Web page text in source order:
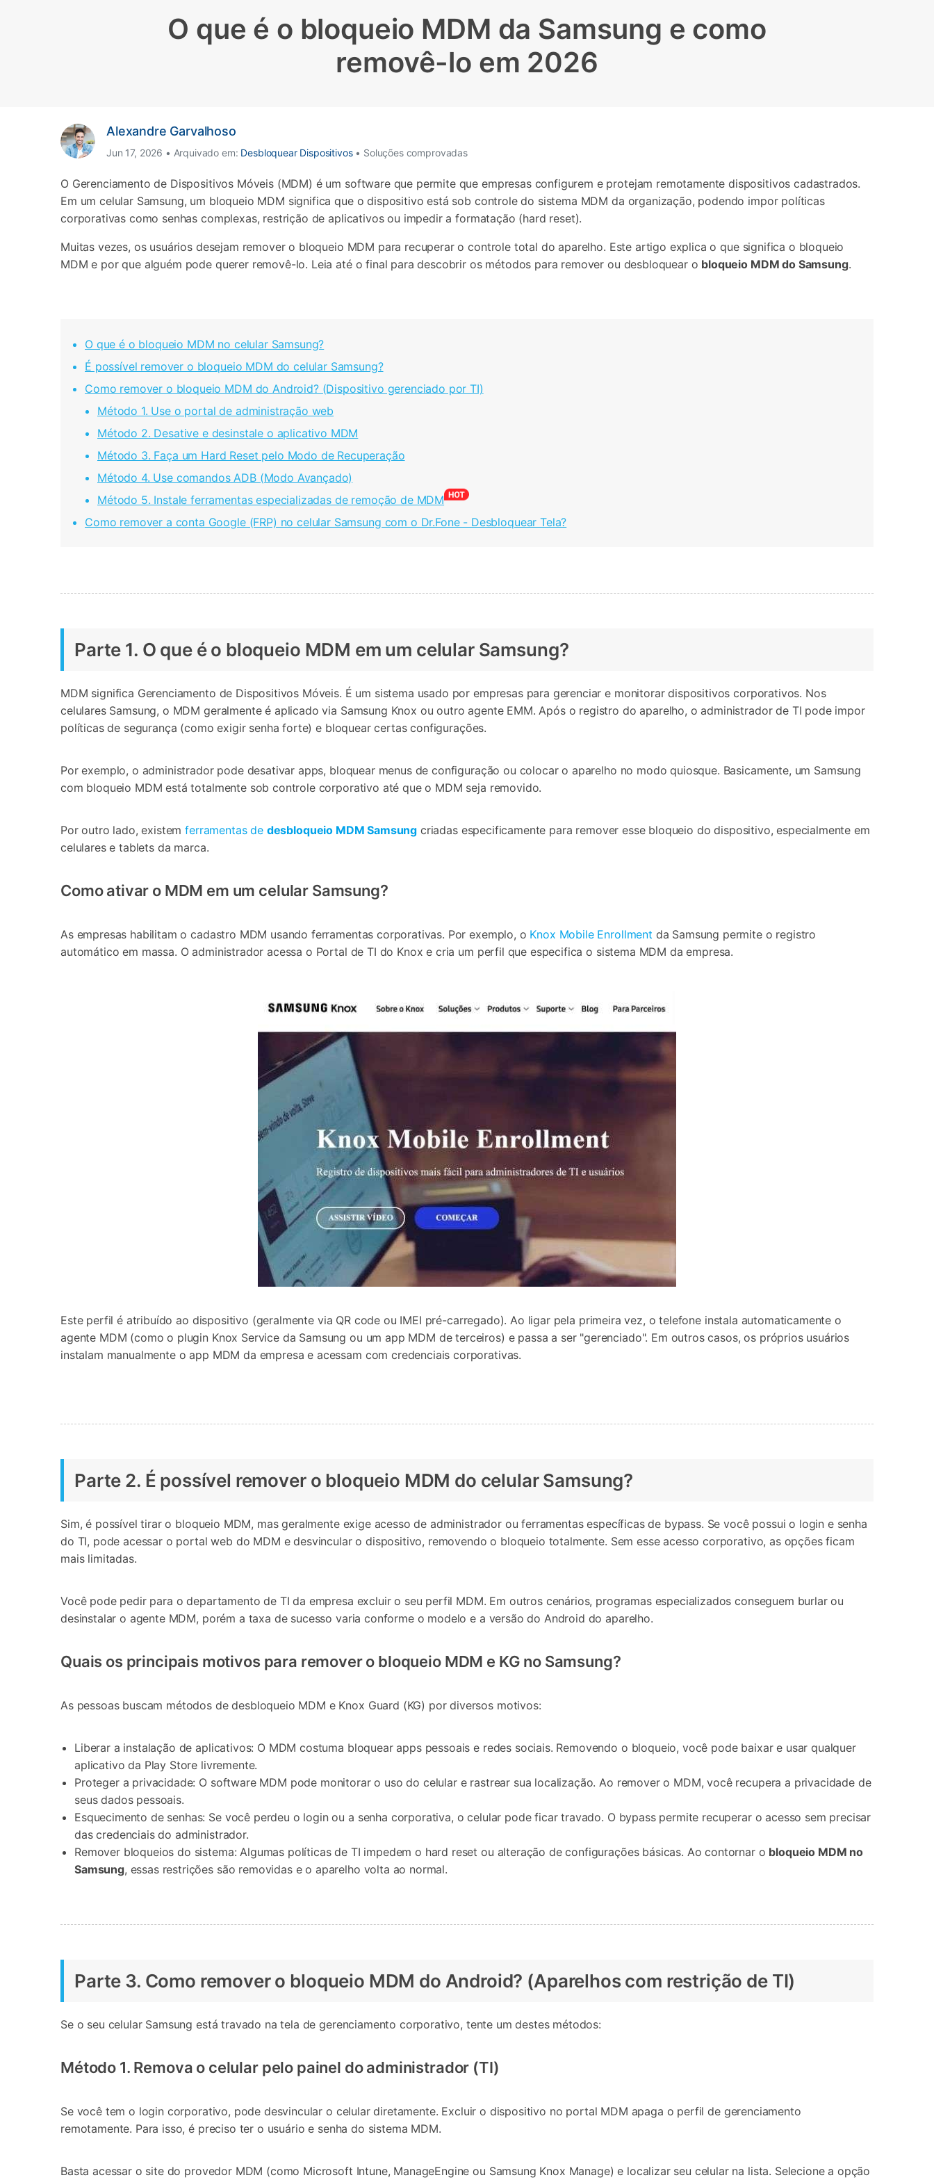
Ver todos os produtos
Consertar erros do iTunes
Apagar
dados
iPhone
Apagar
dados
Android
Abrir APP
Ver Todos Os Aplicativos
Abrir APP
O que é o bloqueio MDM da Samsung e como
removê-lo em 2026
Alexandre Garvalhoso
Jun 17, 2026 • Arquivado em: Desbloquear Dispositivos• Soluções comprovadas
O Gerenciamento de Dispositivos Móveis (MDM) é um software que permite que empresas configurem e protejam remotamente dispositivos cadastrados.
Em um celular Samsung, um bloqueio MDM significa que o dispositivo está sob controle do sistema MDM da organização, podendo impor políticas
corporativas como senhas complexas, restrição de aplicativos ou impedir a formatação (hard reset).
Muitas vezes, os usuários desejam remover o bloqueio MDM para recuperar o controle total do aparelho. Este artigo explica o que significa o bloqueio
MDM e por que alguém pode querer removê-lo. Leia até o final para descobrir os métodos para remover ou desbloquear o bloqueio MDM do Samsung.
O que é o bloqueio MDM no celular Samsung?
É possível remover o bloqueio MDM do celular Samsung?
Como remover o bloqueio MDM do Android? (Dispositivo gerenciado por TI)
Método 1. Use o portal de administração web
Método 2. Desative e desinstale o aplicativo MDM
Método 3. Faça um Hard Reset pelo Modo de Recuperação
Método 4. Use comandos ADB (Modo Avançado)
Método 5. Instale ferramentas especializadas de remoção de MDM
Como remover a conta Google (FRP) no celular Samsung com o Dr.Fone - Desbloquear Tela?
Parte 1. O que é o bloqueio MDM em um celular Samsung?
MDM significa Gerenciamento de Dispositivos Móveis. É um sistema usado por empresas para gerenciar e monitorar dispositivos corporativos. Nos
celulares Samsung, o MDM geralmente é aplicado via Samsung Knox ou outro agente EMM. Após o registro do aparelho, o administrador de TI pode impor
políticas de segurança (como exigir senha forte) e bloquear certas configurações.
Por exemplo, o administrador pode desativar apps, bloquear menus de configuração ou colocar o aparelho no modo quiosque. Basicamente, um Samsung
com bloqueio MDM está totalmente sob controle corporativo até que o MDM seja removido.
Por outro lado, existemferramentas de desbloqueio MDM Samsung criadas especificamente para remover esse bloqueio do dispositivo, especialmente em
celulares e tablets da marca.
Como ativar o MDM em um celular Samsung?
As empresas habilitam o cadastro MDM usando ferramentas corporativas. Por exemplo, o Knox Mobile Enrollment da Samsung permite o registro
automático em massa. O administrador acessa o Portal de TI do Knox e cria um perfil que especifica o sistema MDM da empresa.
Este perfil é atribuído ao dispositivo (geralmente via QR code ou IMEI pré-carregado). Ao ligar pela primeira vez, o telefone instala automaticamente o
agente MDM (como o plugin Knox Service da Samsung ou um app MDM de terceiros) e passa a ser "gerenciado". Em outros casos, os próprios usuários
instalam manualmente o app MDM da empresa e acessam com credenciais corporativas.
Parte 2. É possível remover o bloqueio MDM do celular Samsung?
Sim, é possível tirar o bloqueio MDM, mas geralmente exige acesso de administrador ou ferramentas específicas de bypass. Se você possui o login e senha
do TI, pode acessar o portal web do MDM e desvincular o dispositivo, removendo o bloqueio totalmente. Sem esse acesso corporativo, as opções ficam
mais limitadas.
Você pode pedir para o departamento de TI da empresa excluir o seu perfil MDM. Em outros cenários, programas especializados conseguem burlar ou
desinstalar o agente MDM, porém a taxa de sucesso varia conforme o modelo e a versão do Android do aparelho.
Quais os principais motivos para remover o bloqueio MDM e KG no Samsung?
As pessoas buscam métodos de desbloqueio MDM e Knox Guard (KG) por diversos motivos:
Liberar a instalação de aplicativos: O MDM costuma bloquear apps pessoais e redes sociais. Removendo o bloqueio, você pode baixar e usar qualquer
aplicativo da Play Store livremente.
Proteger a privacidade: O software MDM pode monitorar o uso do celular e rastrear sua localização. Ao remover o MDM, você recupera a privacidade de
seus dados pessoais.
Esquecimento de senhas: Se você perdeu o login ou a senha corporativa, o celular pode ficar travado. O bypass permite recuperar o acesso sem precisar
das credenciais do administrador.
Remover bloqueios do sistema: Algumas políticas de TI impedem o hard reset ou alteração de configurações básicas. Ao contornar o bloqueio MDM no
Samsung, essas restrições são removidas e o aparelho volta ao normal.
Parte 3. Como remover o bloqueio MDM do Android? (Aparelhos com restrição de TI)
Se o seu celular Samsung está travado na tela de gerenciamento corporativo, tente um destes métodos:
Método 1. Remova o celular pelo painel do administrador (TI)
Se você tem o login corporativo, pode desvincular o celular diretamente. Excluir o dispositivo no portal MDM apaga o perfil de gerenciamento
remotamente. Para isso, é preciso ter o usuário e senha do sistema MDM.
Basta acessar o site do provedor MDM (como Microsoft Intune, ManageEngine ou Samsung Knox Manage) e localizar seu celular na lista. Selecione a opção